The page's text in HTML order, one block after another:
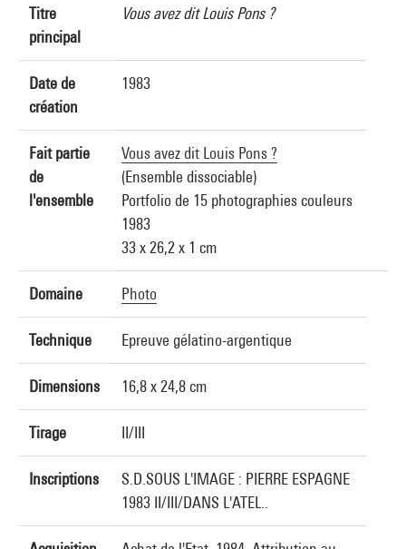
Titre
principal
Vous avez dit Louis Pons ?
Date de
création
1983
Fait partie
de
l'ensemble
Vous avez dit Louis Pons ?
(Ensemble dissociable)
Portfolio de 15 photographies couleurs
1983
33 x 26,2 x 1 cm
Domaine Photo
Technique Epreuve gélatino-argentique
Dimensions 16,8 x 24,8 cm
Tirage II/III
Inscriptions
S.D.SOUS L'IMAGE : PIERRE ESPAGNE
1983 II/III/DANS L'ATEL..